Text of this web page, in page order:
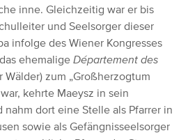
inne. Gleichzeitig war er bis
und Seelsorger dieser
infolge des Wiener Kongresses
ehemalige Département des
Wälder) zum „Großherzogtum
kehrte Maeysz in sein
nahm dort eine Stelle als Pfarrer in
sowie als Gefängnisseelsorger